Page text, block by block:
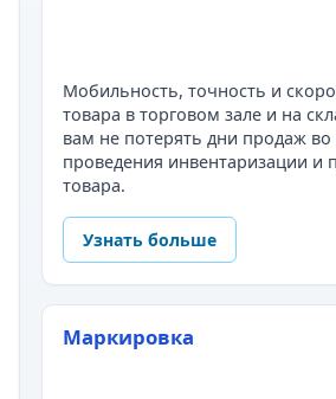
Мобильность, точность и
товара в торговом зале и на
вам не потерять дни продаж
проведения инвентаризации и
товара.
Узнать больше
Маркировка